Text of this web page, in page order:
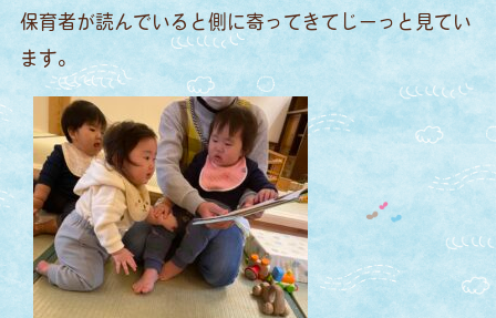
保育者が読んでいると側に寄ってきてじーっと見てい
ます。